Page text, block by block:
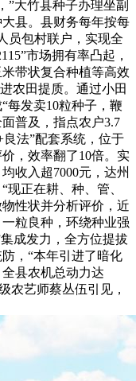
”大竹县种子办理坐副
县。县财务每年按每
员包村联户，实现全
市场拥有率凸起，
带状复合种植等高效
农田提质。通过小田
每发卖10粒种子，鞭
普及，指点农户3.7
法”配套系统，位于
，效率翻了10倍。实
收入超7000元，达州
正在耕、种、管、
性状并分析评价，近
粒良种，环绕种业强
成发力，全方位提拔
，“本年引进了暗化
县农机总动力达
农艺师蔡丛伍引见，